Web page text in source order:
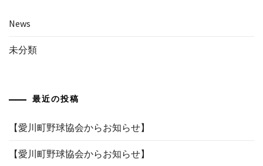
News
未分類
最近の投稿
【愛川町野球協会からお知らせ】
【愛川町野球協会からお知らせ】